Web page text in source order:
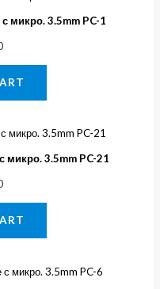
микро. 3.5mm PC-1
3.5mm PC-21